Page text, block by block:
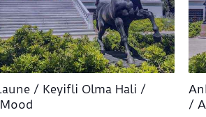
/ Keyifli Olma Hali /
/